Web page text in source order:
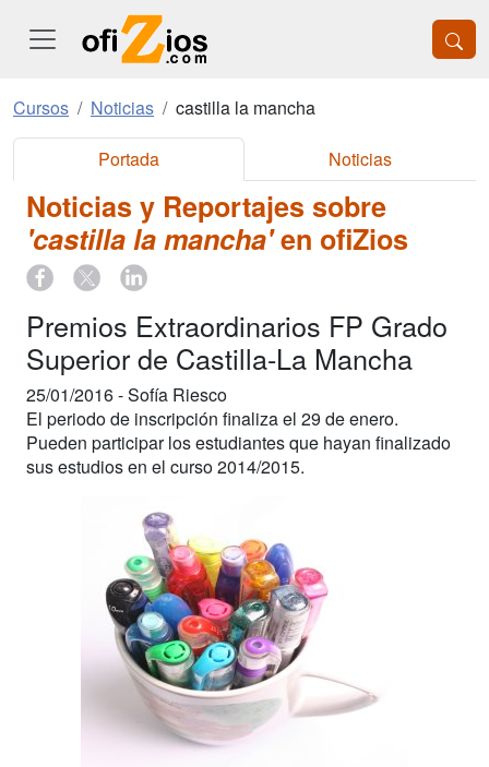
Cursos Noticias castilla la mancha
Portada Noticias
Noticias y Reportajes sobre
'castilla la mancha'en ofiZios
Premios Extraordinarios FP Grado
Superior de Castilla-La Mancha
25/01/2016 -Sofía Riesco
El periodo de inscripción finaliza el 29 de enero.
Pueden participar los estudiantes que hayan finalizado
sus estudios en el curso 2014/2015.